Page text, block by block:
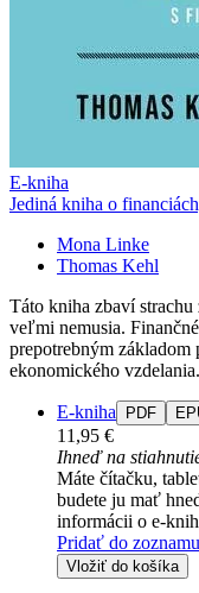
E-kniha
Jediná kniha o
Mona Linke
Thomas Kehl
Táto kniha zbaví
veľmi nemusia.
prepotrebným základom
ekonomického
E-kniha PDF
11,95 €
Ihneď na
Máte čítačku,
budete ju mať
informácii o e-
Pridať do zoznamu
Vložiť do košíka